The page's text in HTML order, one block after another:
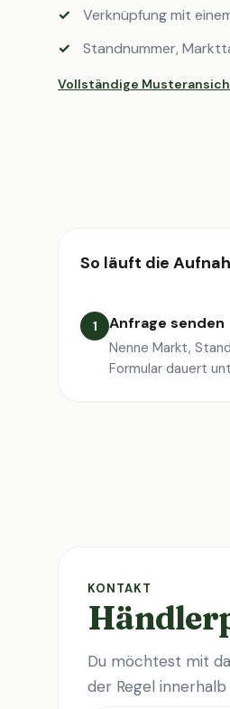
Verknüpfung mit
Standnummer,
Vollständige
So läuft die
1 Anfrage senden
Nenne Markt,
Formular dauert
KONTAKT
Du möchtest mit
der Regel